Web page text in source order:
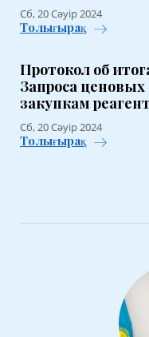
Сб, 20 Сәуір 2024
Толығырақ
Протокол об
Запроса
закупкам
Сб, 20 Сәуір 2024
Толығырақ